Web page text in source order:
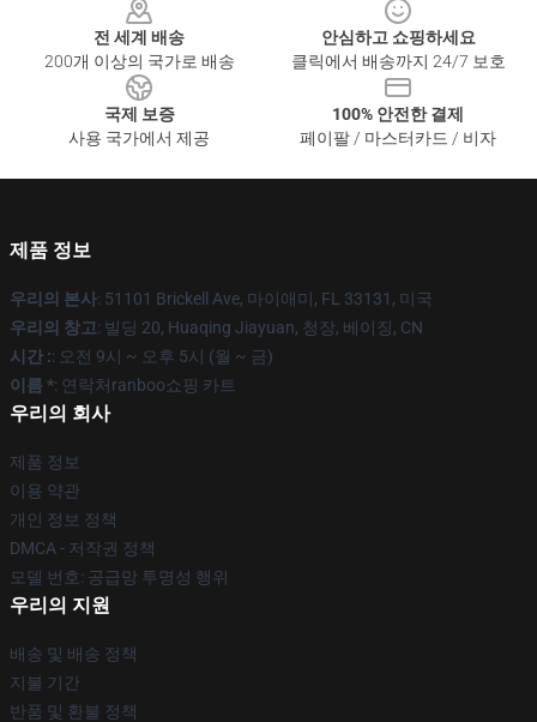
전 세계 배송
200개 이상의 국가로 배송
안심하고 쇼핑하세요
클릭에서 배송까지 24/7 보호
국제 보증
사용 국가에서 제공
100% 안전한 결제
페이팔 / 마스터카드 / 비자
제품 정보
우리의 본사: 51101 Brickell Ave, 마이애미, FL 33131, 미국
우리의 창고: 빌딩 20, Huaqing Jiayuan, 청장, 베이징, CN
시간 :: 오전 9시 ~ 오후 5시 (월 ~ 금)
이름 *: 연락처ranboo쇼핑 카트
우리의 회사
제품 정보
이용 약관
개인 정보 정책
DMCA - 저작권 정책
모델 번호: 공급망 투명성 행위
우리의 지원
배송 및 배송 정책
지불 기간
반품 및 환불 정책